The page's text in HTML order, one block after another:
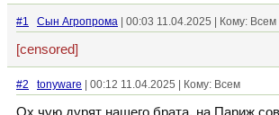
#1 Сын Агропрома | 00:03 11.04.2025 | Кому: Всем
[censored]
#2 tonyware | 00:12 11.04.2025 | Кому: Всем